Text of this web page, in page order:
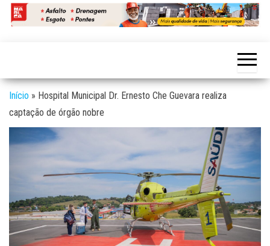
Início » Hospital Municipal Dr. Ernesto Che Guevara realiza
captação de órgão nobre